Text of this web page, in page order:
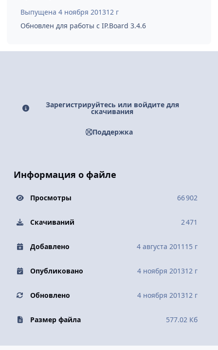
Выпущена 4 ноября 201312 г
Обновлен для работы с IP.Board 3.4.6
Зарегистрируйтесь или войдите для
скачивания
Поддержка
Информация о файле
Просмотры 66 902
Скачиваний 2 471
Добавлено 4 августа 2011 15 г
Опубликовано 4 ноября 201312 г
Обновлено 4 ноября 201312 г
Размер файла 577.02 Кб